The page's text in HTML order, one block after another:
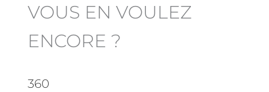
VOUS EN VOULEZ
ENCORE ?
360